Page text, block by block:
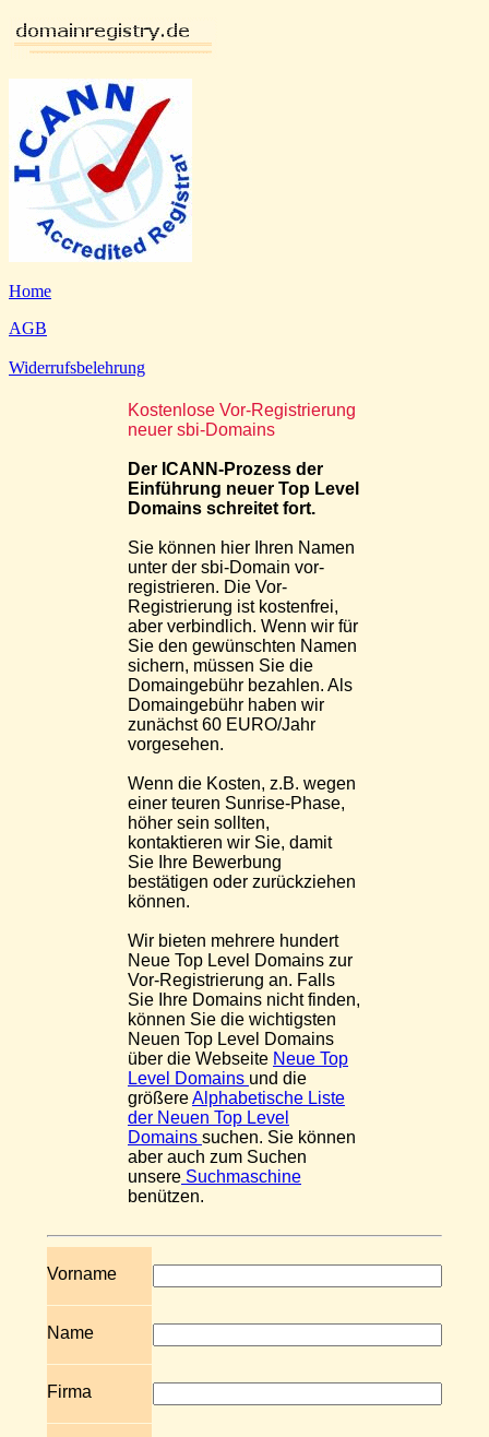
Home
AGB
Widerrufsbelehrung
Kostenlose Vor-Registrierung
neuer sbi-Domains
Der ICANN-Prozess der
Einführung neuer Top Level
Domains schreitet fort.
Sie können hier Ihren Namen
unter der sbi-Domain vor-
registrieren. Die Vor-
Registrierung ist kostenfrei,
aber verbindlich. Wenn wir für
Sie den gewünschten Namen
sichern, müssen Sie die
Domaingebühr bezahlen. Als
Domaingebühr haben wir
zunächst 60 EURO/Jahr
vorgesehen.
Wenn die Kosten, z.B. wegen
einer teuren Sunrise-Phase,
höher sein sollten,
kontaktieren wir Sie, damit
Sie Ihre Bewerbung
bestätigen oder zurückziehen
können.
Wir bieten mehrere hundert
Neue Top Level Domains zur
Vor-Registrierung an. Falls
Sie Ihre Domains nicht finden,
können Sie die wichtigsten
Neuen Top Level Domains
über die Webseite Neue Top
Level Domains und die
größereAlphabetische Liste
der Neuen Top Level
Domains suchen. Sie können
aber auch zum Suchen
unsere Suchmaschine
benützen.
Vorname
Name
Firma